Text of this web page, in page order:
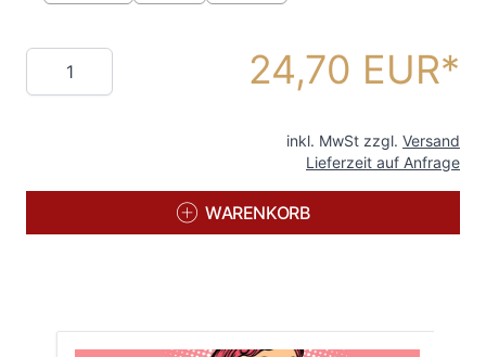
Menge 24,70 EUR
inkl. MwSt zzgl. Versand
Lieferzeit auf Anfrage
WARENKORB